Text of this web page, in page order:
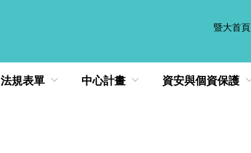
暨大首頁
法規表單 中心計畫 資安與個資保護